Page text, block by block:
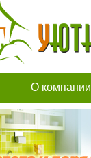
О компании